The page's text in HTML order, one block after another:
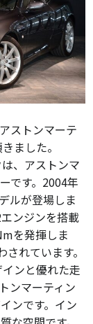
ストンマーテ
ました。
、アストンマ
です。2004年
ルが登場しま
ンジンを搭載
を発揮しま
れています。
ンと優れた走
ンマーティン
ンです。イン